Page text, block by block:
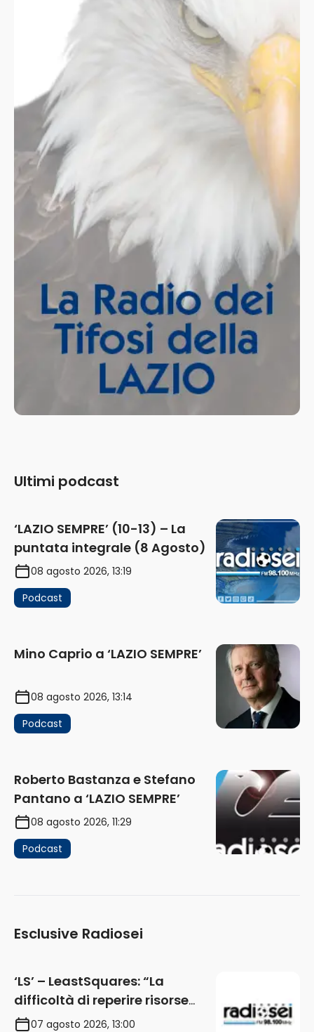
Ultimi podcast
‘LAZIO SEMPRE’ (10-13) – La
puntata integrale (8 Agosto)
08 agosto 2026, 13:19
Podcast
Mino Caprio a ‘LAZIO SEMPRE’
08 agosto 2026, 13:14
Podcast
Roberto Bastanza e Stefano
Pantano a ‘LAZIO SEMPRE’
08 agosto 2026, 11:29
Podcast
Esclusive Radiosei
‘LS’ – LeastSquares: “La
difficoltà di reperire risorse
impatta sul mercato. Senza
07 agosto 2026, 13:00